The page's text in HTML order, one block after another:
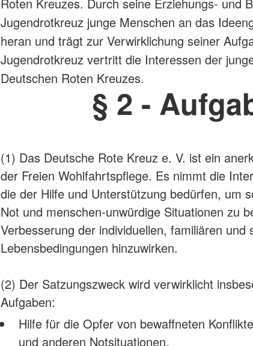
Jugendrotkreuz junge Menschen an das
heran und trägt zur Verwirklichung seiner
Jugendrotkreuz vertritt die Interessen der
Deutschen Roten Kreuzes.
§ 2 -
(1) Das Deutsche Rote Kreuz e. V. ist ein
der Freien Wohlfahrtspflege. Es nimmt die
die der Hilfe und Unterstützung bedürfen, um
Not und menschen-unwürdige Situationen zu
Verbesserung der individuellen, familiären und
Lebensbedingungen hinzuwirken.
(2) Der Satzungszweck wird verwirklicht
Aufgaben:
Hilfe für die Opfer von bewaffneten
und anderen Notsituationen,